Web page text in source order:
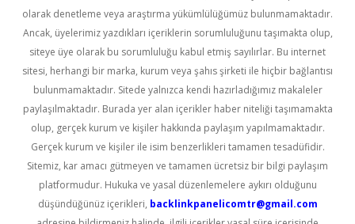
olarak denetleme veya araştırma yükümlülüğümüz bulunmamaktadır.
Ancak, üyelerimiz yazdıkları içeriklerin sorumluluğunu taşımakta olup,
siteye üye olarak bu sorumluluğu kabul etmiş sayılırlar. Bu internet
sitesi, herhangi bir marka, kurum veya şahıs şirketi ile hiçbir bağlantısı
bulunmamaktadır. Sitede yalnızca kendi hazırladığımız makaleler
paylaşılmaktadır. Burada yer alan içerikler haber niteliği taşımamakta
olup, gerçek kurum ve kişiler hakkında paylaşım yapılmamaktadır.
Gerçek kurum ve kişiler ile isim benzerlikleri tamamen tesadüfidir.
Sitemiz, kar amacı gütmeyen ve tamamen ücretsiz bir bilgi paylaşım
platformudur. Hukuka ve yasal düzenlemelere aykırı olduğunu
düşündüğünüz içerikleri, backlinkpanelicomtr@gmail.com